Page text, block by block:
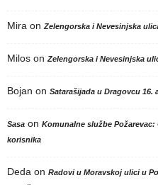
Mira on Zelengorska i Nevesinjska
Milos on Zelengorska i Nevesinjska
Bojan on Satarašijada u Dragovcu 16.
Sasa on Komunalne službe
korisnika
Deda on Radovi u Moravskoj ulici u